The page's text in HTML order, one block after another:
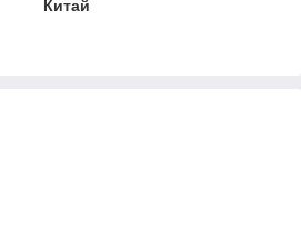
Китай